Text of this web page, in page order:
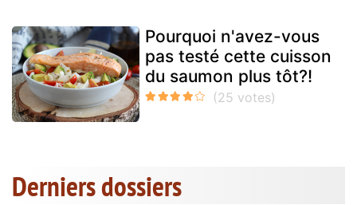
Pourquoi n'avez-vous
pas testé cette cuisson
du saumon plus tôt?!
Derniers dossiers